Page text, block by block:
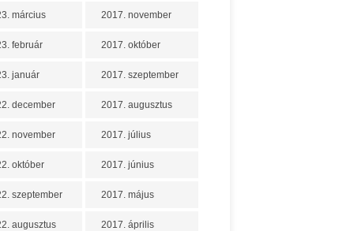
március
február
január
december
november
október
szeptember
augusztus
2017. november
2017. október
2017. szeptember
2017. augusztus
2017. július
2017. június
2017. május
2017. április